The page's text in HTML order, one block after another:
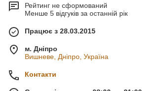
Рейтинг не сформований
Менше 5 відгуків за останній рік
Працює з 28.03.2015
м. Дніпро
Вишневе, Дніпро, Україна
Контакти